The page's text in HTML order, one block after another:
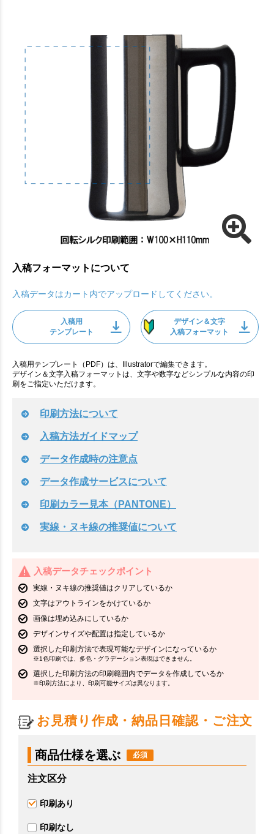
入稿フォーマットについて
入稿データはカート内でアップロードしてください。
入稿用
テンプレート
デザイン＆文字
入稿フォーマット
入稿用テンプレート（PDF）は、Illustratorで編集できます。
デザイン＆文字入稿フォーマットは、文字や数字などシンプルな内容の印
刷をご指定いただけます。
印刷方法について
入稿方法ガイドマップ
データ作成時の注意点
データ作成サービスについて
印刷カラー見本（PANTONE）
実線・ヌキ線の推奨値について
入稿データチェックポイント
実線・ヌキ線の推奨値はクリアしているか
文字はアウトラインをかけているか
画像は埋め込みにしているか
デザインサイズや配置は指定しているか
選択した印刷方法で表現可能なデザインになっているか
※1色印刷では、多色・グラデーション表現はできません。
選択した印刷方法の印刷範囲内でデータを作成しているか
※印刷方法により、印刷可能サイズは異なります。
お見積り作成・納品日確認・ご注文
商品仕様を選ぶ
注文区分
印刷あり
印刷なし